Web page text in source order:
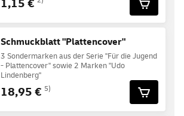
1,15 €
Schmuckblatt "Plattencover"
3 Sondermarken aus der Serie "Für die Jugend
- Plattencover" sowie 2 Marken "Udo
Lindenberg"
18,95 € 5)